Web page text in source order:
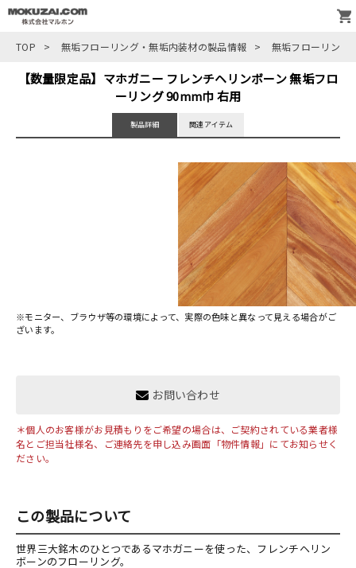
TOP > 無垢フローリング・無垢内装材の製品情報 > 無垢フローリング
【数量限定品】マホガニー フレンチヘリンボーン 無垢フロ
ーリング 90mm巾 右用
製品詳細 関連アイテム
※モニター、ブラウザ等の環境によって、実際の色味と異なって見える場合がご
ざいます。
お問い合わせ
＊個人のお客様がお見積もりをご希望の場合は、ご契約されている業者様
名とご担当社様名、ご連絡先を申し込み画面「物件情報」にてお知らせく
ださい。
この製品について
世界三大銘木のひとつであるマホガニーを使った、フレンチヘリン
ボーンのフローリング。